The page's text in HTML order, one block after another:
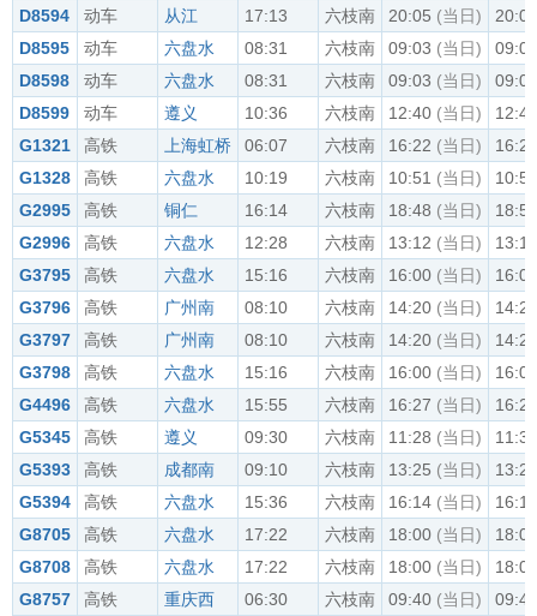
D8594
动车 从江 17:13 六枝南 20:05 (当日)
20:07
D8595
动车 六盘水 08:31 六枝南 09:03 (当日)
09:05
D8598
动车 六盘水 08:31 六枝南 09:03 (当日)
09:05
D8599
动车 遵义 10:36 六枝南 12:40 (当日)
12:43
G1321
高铁 上海虹桥 06:07 六枝南 16:22 (当日)
16:24
G1328
高铁 六盘水 10:19 六枝南 10:51 (当日)
10:53
G2995
高铁 铜仁 16:14 六枝南 18:48 (当日)
18:50
G2996
高铁 六盘水 12:28 六枝南 13:12 (当日)
13:14
G3795
高铁 六盘水 15:16 六枝南 16:00 (当日)
16:03
G3796
高铁 广州南 08:10 六枝南 14:20 (当日)
14:23
G3797
高铁 广州南 08:10 六枝南 14:20 (当日)
14:23
G3798
高铁 六盘水 15:16 六枝南 16:00 (当日)
16:03
G4496
高铁 六盘水 15:55 六枝南 16:27 (当日)
16:29
G5345
高铁 遵义 09:30 六枝南 11:28 (当日)
11:30
G5393
高铁 成都南 09:10 六枝南 13:25 (当日)
13:27
G5394
高铁 六盘水 15:36 六枝南 16:14 (当日)
16:16
G8705
高铁 六盘水 17:22 六枝南 18:00 (当日)
18:07
G8708
高铁 六盘水 17:22 六枝南 18:00 (当日)
18:07
G8757
高铁 重庆西 06:30 六枝南 09:40 (当日)
09:42